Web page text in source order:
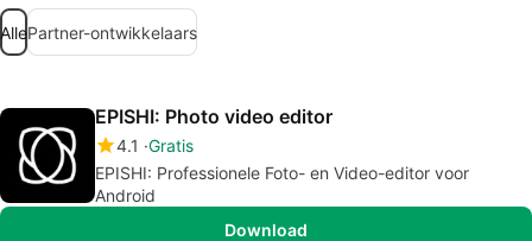
AllePartner-ontwikkelaars
EPISHI: Photo video editor
4.1 Gratis
EPISHI: Professionele Foto- en Video-editor voor
Android
Download